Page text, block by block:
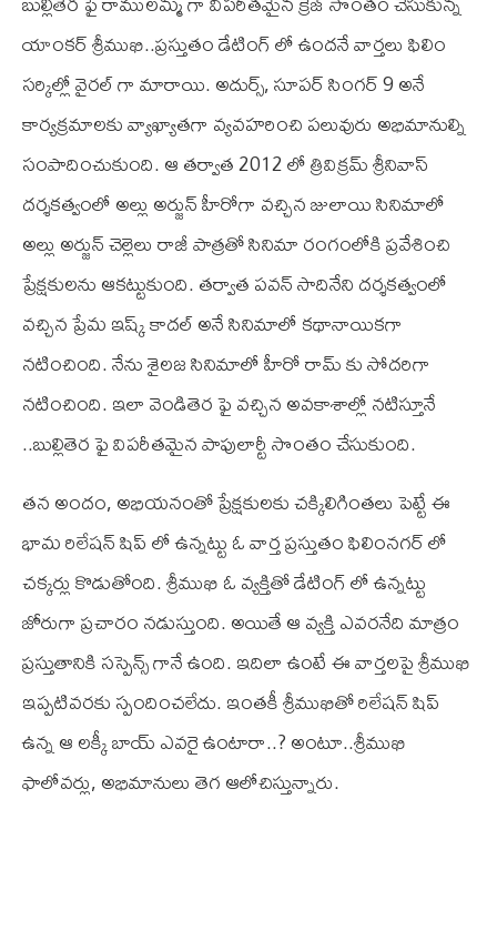
యాంకర్ శ్రీముఖి..ప్రస్తుతం డేటింగ్ లో ఉందనే వార్తలు ఫిలిం
సర్కిల్లో వైరల్ గా మారాయి. అదుర్స్, సూపర్ సింగర్ 9 అనే
కార్యక్రమాలకు వ్యాఖ్యాతగా వ్యవహరించి పలువురు అభిమానుల్ని
సంపాదించుకుంది. ఆ తర్వాత 2012 లో త్రివిక్రమ్ శ్రీనివాస్
దర్శకత్వంలో అల్లు అర్జున్ హీరోగా వచ్చిన జులాయి సినిమాలో
అల్లు అర్జున్ చెల్లెలు రాజీ పాత్రతో సినిమా రంగంలోకి ప్రవేశించి
ప్రేక్షకులను ఆకట్టుకుంది. తర్వాత పవన్ సాదినేని దర్శకత్వంలో
వచ్చిన ప్రేమ ఇష్క్ కాదల్ అనే సినిమాలో కథానాయికగా
నటించింది. నేను శైలజ సినిమాలో హీరో రామ్ కు సోదరిగా
నటించింది. ఇలా వెండితెర ఫై వచ్చిన అవకాశాల్లో నటిస్తూనే
..బుల్లితెర ఫై విపరీతమైన పాపులార్టీ సొంతం చేసుకుంది.
త‌న అందం, అభియ‌నంతో ప్రేక్ష‌కుల‌కు చ‌క్కిలిగింత‌లు పెట్టే ఈ
భామ రిలేష‌న్ షిప్ లో ఉన్న‌ట్టు ఓ వార్త ప్ర‌స్తుతం ఫిలింన‌గ‌ర్ లో
చ‌క్క‌ర్లు కొడుతోంది. శ్రీముఖి ఓ వ్య‌క్తితో డేటింగ్ లో ఉన్న‌ట్టు
జోరుగా ప్రచారం నడుస్తుంది. అయితే ఆ వ్య‌క్తి ఎవ‌రనేది మాత్రం
ప్ర‌స్తుతానికి సస్పెన్స్ గానే ఉంది. ఇదిలా ఉంటే ఈ వార్త‌ల‌పై శ్రీముఖి
ఇప్ప‌టివ‌ర‌కు స్పందించ‌లేదు. ఇంత‌కీ శ్రీముఖితో రిలేష‌న్ షిప్
ఉన్న ఆ ల‌క్కీ బాయ్ ఎవ‌రై ఉంటారా..? అంటూ..శ్రీముఖి
ఫాలోవ‌ర్లు, అభిమానులు తెగ ఆలోచిస్తున్నారు.